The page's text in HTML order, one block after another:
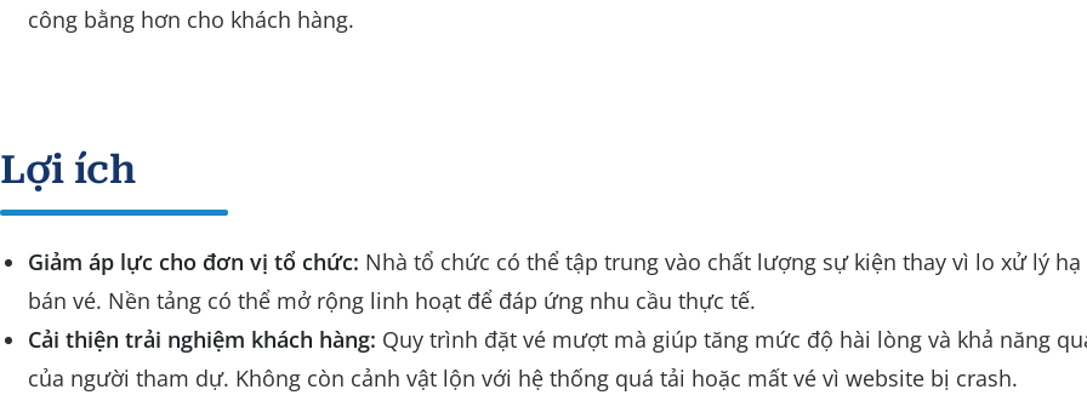
công bằng hơn cho khách hàng.
Lợi ích
Giảm áp lực cho đơn vị tổ chức: Nhà tổ chức có thể tập trung vào chất lượng sự kiện thay vì lo xử lý hạ
bán vé. Nền tảng có thể mở rộng linh hoạt để đáp ứng nhu cầu thực tế.
Cải thiện trải nghiệm khách hàng: Quy trình đặt vé mượt mà giúp tăng mức độ hài lòng và khả năng
của người tham dự. Không còn cảnh vật lộn với hệ thống quá tải hoặc mất vé vì website bị crash.